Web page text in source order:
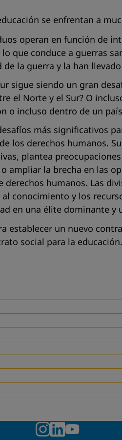
se enfrentan a
operan en función de
que conduce a guerras
la guerra y la han llevado
sigue siendo un gran
el Norte y el Sur? O
o incluso dentro de un
más significativos
los derechos humanos.
plantea
ampliar la brecha en las
humanos. Las
conocimiento y los
en una élite dominante y
un nuevo
social para la educación.